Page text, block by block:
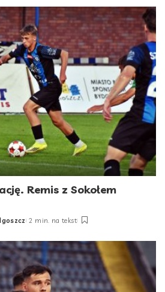
Remis z Sokołem
2 min. na tekst